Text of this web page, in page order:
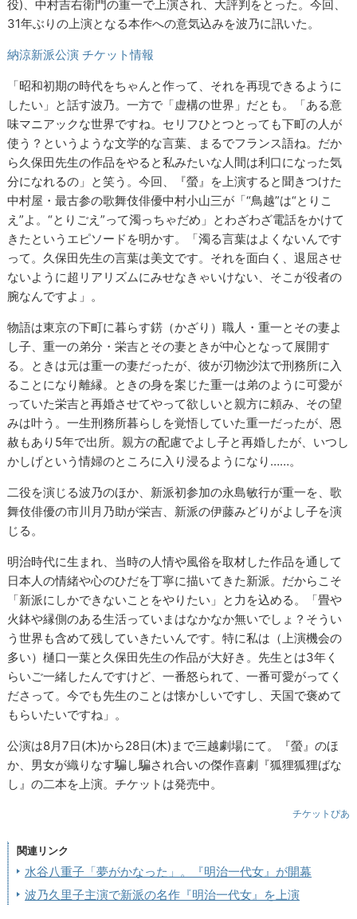
役)、中村吉右衛門の重一で上演され、大評判をとった。今回、
31年ぶりの上演となる本作への意気込みを波乃に訊いた。
納涼新派公演 チケット情報
「昭和初期の時代をちゃんと作って、それを再現できるように
したい」と話す波乃。一方で「虚構の世界」だとも。「ある意
味マニアックな世界ですね。セリフひとつとっても下町の人が
使う？というような文学的な言葉、まるでフランス語ね。だか
ら久保田先生の作品をやると私みたいな人間は利口になった気
分になれるの」と笑う。今回、『螢』を上演すると聞きつけた
中村屋・最古参の歌舞伎俳優中村小山三が「“鳥越”は“とりこ
え”よ。“とりごえ”って濁っちゃだめ」とわざわざ電話をかけて
きたというエピソードを明かす。「濁る言葉はよくないんです
って。久保田先生の言葉は美文です。それを面白く、退屈させ
ないように超リアリズムにみせなきゃいけない、そこが役者の
腕なんですよ」。
物語は東京の下町に暮らす錺（かざり）職人・重一とその妻よ
し子、重一の弟分・栄吉とその妻ときが中心となって展開す
る。ときは元は重一の妻だったが、彼が刃物沙汰で刑務所に入
ることになり離縁。ときの身を案じた重一は弟のように可愛が
っていた栄吉と再婚させてやって欲しいと親方に頼み、その望
みは叶う。一生刑務所暮らしを覚悟していた重一だったが、恩
赦もあり5年で出所。親方の配慮でよし子と再婚したが、いつし
かしげという情婦のところに入り浸るようになり……。
二役を演じる波乃のほか、新派初参加の永島敏行が重一を、歌
舞伎俳優の市川月乃助が栄吉、新派の伊藤みどりがよし子を演
じる。
明治時代に生まれ、当時の人情や風俗を取材した作品を通して
日本人の情緒や心のひだを丁寧に描いてきた新派。だからこそ
「新派にしかできないことをやりたい」と力を込める。「畳や
火鉢や縁側のある生活っていまはなかなか無いでしょ？そうい
う世界も含めて残していきたいんです。特に私は（上演機会の
多い）樋口一葉と久保田先生の作品が大好き。先生とは3年く
らいご一緒したんですけど、一番怒られて、一番可愛がってく
ださって。今でも先生のことは懐かしいですし、天国で褒めて
もらいたいですね」。
公演は8月7日(木)から28日(木)まで三越劇場にて。『螢』のほ
か、男女が織りなす騙し騙され合いの傑作喜劇『狐狸狐狸ばな
し』の二本を上演。チケットは発売中。
チケットぴあ
関連リンク
水谷八重子「夢がかなった」。『明治一代女』が開幕
波乃久里子主演で新派の名作『明治一代女』を上演